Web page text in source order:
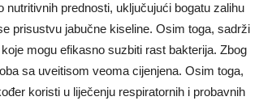
prednosti, uključujući bogatu zalihu
prisustvu jabučne kiseline. Osim toga, sadrži
mogu efikasno suzbiti rast bakterija. Zbog
sa uveitisom veoma cijenjena. Osim toga,
koristi u liječenju respiratornih i probavnih